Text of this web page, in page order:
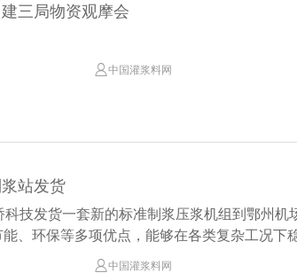
三局物资观摩会
 中国灌浆料网
站发货
科技发货一套新的标准制浆压浆机组到鄂州
、环保等多项优点，能够在各类复杂工况下
 中国灌浆料网